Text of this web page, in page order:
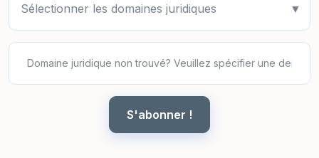
Sélectionner les domaines juridiques ▼
S'abonner !